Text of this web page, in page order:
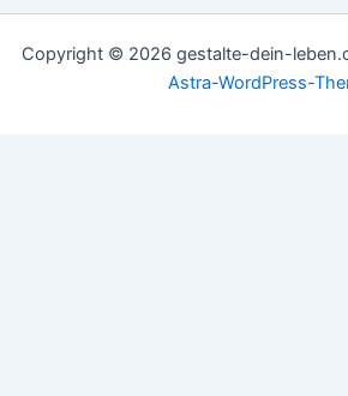
Copyright © 2026 gestalte-dein-
Astra-WordPress-